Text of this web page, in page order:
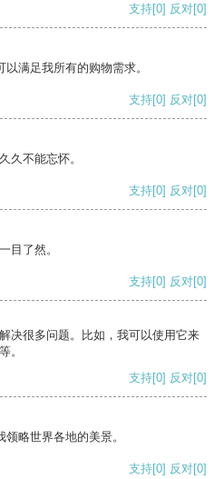
支持[0] 反对[0]
满足我所有的购物需求。
支持[0] 反对[0]
久不能忘怀。
支持[0] 反对[0]
目了然。
支持[0] 反对[0]
决很多问题。比如，我可以使用它来
。
支持[0] 反对[0]
略世界各地的美景。
支持[0] 反对[0]